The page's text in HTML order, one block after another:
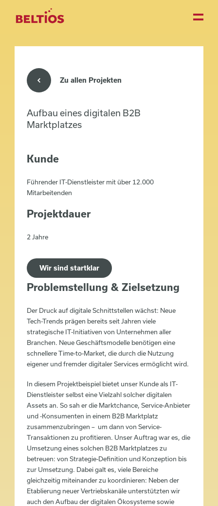
Zu allen Projekten
Aufbau eines digitalen B2B
Marktplatzes
Kunde
Führender IT-Dienstleister mit über 12.000
Mitarbeitenden
Projektdauer
2 Jahre
Wir sind startklar
Problemstellung & Zielsetzung
Der Druck auf digitale Schnittstellen wächst: Neue
Tech-Trends prägen bereits seit Jahren viele
strategische IT-Initiativen von Unternehmen aller
Branchen. Neue Geschäftsmodelle benötigen eine
schnellere Time-to-Market, die durch die Nutzung
eigener und fremder digitaler Services ermöglicht wird.
In diesem Projektbeispiel bietet unser Kunde als IT-
Dienstleister selbst eine Vielzahl solcher digitalen
Assets an. So sah er die Marktchance, Service-Anbieter
und -Konsumenten in einem B2B Marktplatz
zusammenzubringen – um dann von Service-
Transaktionen zu profitieren. Unser Auftrag war es, die
Umsetzung eines solchen B2B Marktplatzes zu
betreuen: von Strategie-Definition und Konzeption bis
zur Umsetzung. Dabei galt es, viele Bereiche
gleichzeitig miteinander zu koordinieren: Neben der
Etablierung neuer Vertriebskanäle unterstützten wir
auch den Aufbau der digitalen Ökosysteme sowie